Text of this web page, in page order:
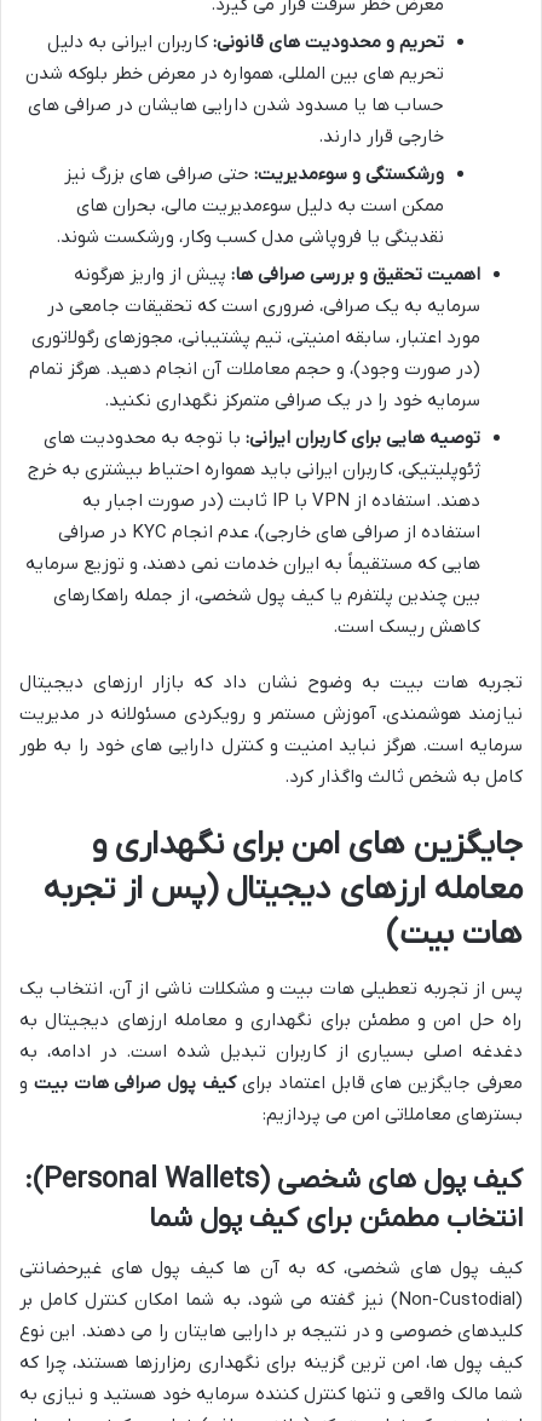
تحریم و محدودیت های قانونی: کاربران ایرانی به دلیل
تحریم های بین المللی، همواره در معرض خطر بلوکه شدن
حساب ها یا مسدود شدن دارایی هایشان در صرافی های
خارجی قرار دارند.
ورشکستگی و سوءمدیریت: حتی صرافی های بزرگ نیز
ممکن است به دلیل سوءمدیریت مالی، بحران های
نقدینگی یا فروپاشی مدل کسب وکار، ورشکست شوند.
اهمیت تحقیق و بررسی صرافی ها: پیش از واریز هرگونه
سرمایه به یک صرافی، ضروری است که تحقیقات جامعی در
مورد اعتبار، سابقه امنیتی، تیم پشتیبانی، مجوزهای رگولاتوری
(در صورت وجود)، و حجم معاملات آن انجام دهید. هرگز تمام
سرمایه خود را در یک صرافی متمرکز نگهداری نکنید.
توصیه هایی برای کاربران ایرانی: با توجه به محدودیت های
ژئوپلیتیکی، کاربران ایرانی باید همواره احتیاط بیشتری به خرج
دهند. استفاده از VPN با IP ثابت (در صورت اجبار به
استفاده از صرافی های خارجی)، عدم انجام KYC در صرافی
هایی که مستقیماً به ایران خدمات نمی دهند، و توزیع سرمایه
بین چندین پلتفرم یا کیف پول شخصی، از جمله راهکارهای
کاهش ریسک است.
تجربه هات بیت به وضوح نشان داد که بازار ارزهای دیجیتال
نیازمند هوشمندی، آموزش مستمر و رویکردی مسئولانه در مدیریت
سرمایه است. هرگز نباید امنیت و کنترل دارایی های خود را به طور
کامل به شخص ثالث واگذار کرد.
جایگزین های امن برای نگهداری و
معامله ارزهای دیجیتال (پس از تجربه
هات بیت)
پس از تجربه تعطیلی هات بیت و مشکلات ناشی از آن، انتخاب یک
راه حل امن و مطمئن برای نگهداری و معامله ارزهای دیجیتال به
دغدغه اصلی بسیاری از کاربران تبدیل شده است. در ادامه، به
معرفی جایگزین های قابل اعتماد برایکیف پول صرافی هات بیت و
بسترهای معاملاتی امن می پردازیم:
کیف پول های شخصی (Personal Wallets):
انتخاب مطمئن برای کیف پول شما
کیف پول های شخصی، که به آن ها کیف پول های غیرحضانتی
(Non-Custodial) نیز گفته می شود، به شما امکان کنترل کامل بر
کلیدهای خصوصی و در نتیجه بر دارایی هایتان را می دهند. این نوع
کیف پول ها، امن ترین گزینه برای نگهداری رمزارزها هستند، چرا که
شما مالک واقعی و تنها کنترل کننده سرمایه خود هستید و نیازی به